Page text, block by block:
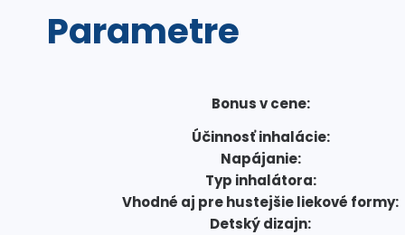
Parametre
Bonus v cene:
Účinnosť inhalácie:
Napájanie:
Typ inhalátora:
Vhodné aj pre hustejšie liekové formy:
Detský dizajn: